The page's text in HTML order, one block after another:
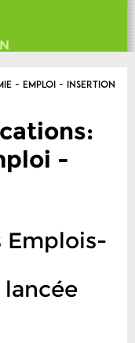
- Emploi - Insertion
-
Emplois-